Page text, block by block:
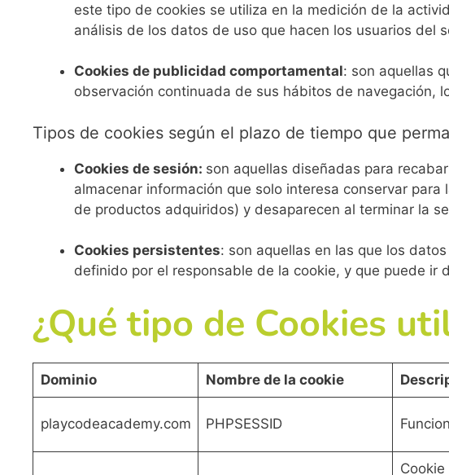
este tipo de cookies se utiliza en la medición de la
análisis de los datos de uso que hacen los usuarios del
Cookies de publicidad comportamental: son aquellas
observación continuada de sus hábitos de navegación,
Tipos de cookies según el plazo de tiempo que
Cookies de sesión: son aquellas diseñadas para
almacenar información que solo interesa conservar
de productos adquiridos) y desaparecen al terminar la
Cookies persistentes: son aquellas en las que los
definido por el responsable de la cookie, y que puede ir
¿Qué tipo de Cookies
Dominio Nombre de la cookie
playcodeacademy.com PHPSESSID